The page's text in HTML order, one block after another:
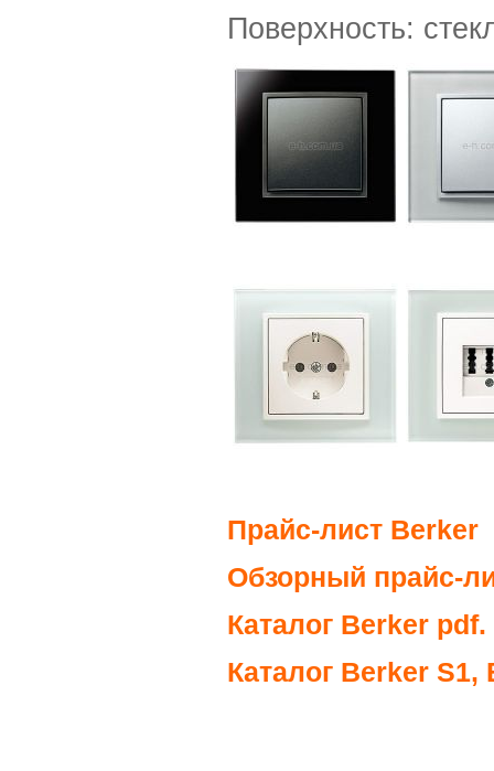
Поверхность:
Прайс-лист Berker
Обзорный прайс-
Каталог Berker pdf.
Каталог Berker S1,